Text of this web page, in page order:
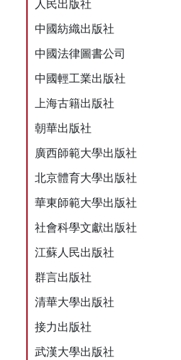
中國紡織出版社
中國法律圖書公司
中國輕工業出版社
上海古籍出版社
朝華出版社
廣西師範大學出版社
北京體育大學出版社
華東師範大學出版社
社會科學文獻出版社
江蘇人民出版社
群言出版社
清華大學出版社
接力出版社
武漢大學出版社